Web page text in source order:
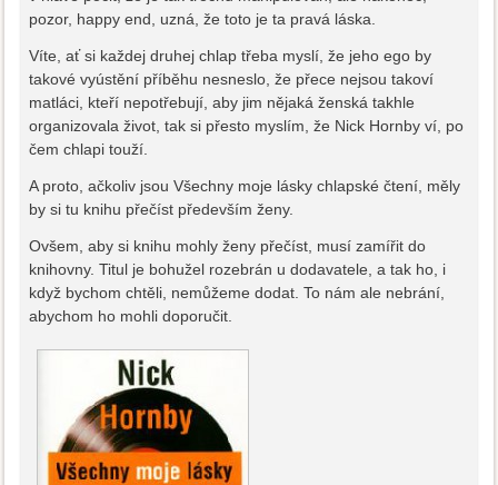
pozor, happy end, uzná, že toto je ta pravá láska.
Víte, ať si každej druhej chlap třeba myslí, že jeho ego by
takové vyústění příběhu nesneslo, že přece nejsou takoví
matláci, kteří nepotřebují, aby jim nějaká ženská takhle
organizovala život, tak si přesto myslím, že Nick Hornby ví, po
čem chlapi touží.
A proto, ačkoliv jsou Všechny moje lásky chlapské čtení, měly
by si tu knihu přečíst především ženy.
Ovšem, aby si knihu mohly ženy přečíst, musí zamířit do
knihovny. Titul je bohužel rozebrán u dodavatele, a tak ho, i
když bychom chtěli, nemůžeme dodat. To nám ale nebrání,
abychom ho mohli doporučit.